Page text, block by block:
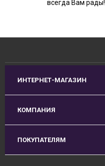
всегда Вам рады!
ИНТЕРНЕТ-МАГАЗИН
КОМПАНИЯ
ПОКУПАТЕЛЯМ